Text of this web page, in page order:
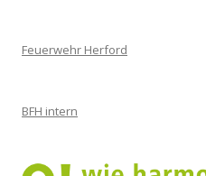
Feuerwehr Herford
BFH intern